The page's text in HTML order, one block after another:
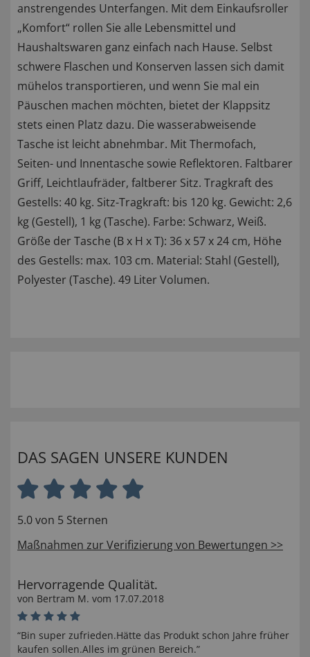
anstrengendes Unterfangen. Mit dem Einkaufsroller
„Komfort“ rollen Sie alle Lebensmittel und
Haushaltswaren ganz einfach nach Hause. Selbst
schwere Flaschen und Konserven lassen sich damit
mühelos transportieren, und wenn Sie mal ein
Päuschen machen möchten, bietet der Klappsitz
stets einen Platz dazu. Die wasserabweisende
Tasche ist leicht abnehmbar. Mit Thermofach,
Seiten- und Innentasche sowie Reflektoren. Faltbarer
Griff, Leichtlaufräder, faltberer Sitz. Tragkraft des
Gestells: 40 kg. Sitz-Tragkraft: bis 120 kg. Gewicht: 2,6
kg (Gestell), 1 kg (Tasche). Farbe: Schwarz, Weiß.
Größe der Tasche (B x H x T): 36 x 57 x 24 cm, Höhe
des Gestells: max. 103 cm. Material: Stahl (Gestell),
Polyester (Tasche). 49 Liter Volumen.
DAS SAGEN UNSERE KUNDEN
5.0 von 5 Sternen
Maßnahmen zur Verifizierung von Bewertungen >>
Hervorragende Qualität.
von Bertram M. vom 17.07.2018
“Bin super zufrieden.Hätte das Produkt schon Jahre früher
kaufen sollen.Alles im grünen Bereich.”